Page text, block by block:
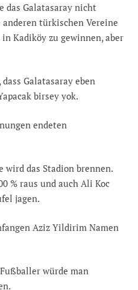
das Galatasaray nicht
türkischen Vereine
Kadiköy zu gewinnen, aber
Galatasaray eben
birsey yok.
endeten
wird das Stadion brennen.
% raus und auch Ali Koc
jagen.
Aziz Yildirim Namen
würde man